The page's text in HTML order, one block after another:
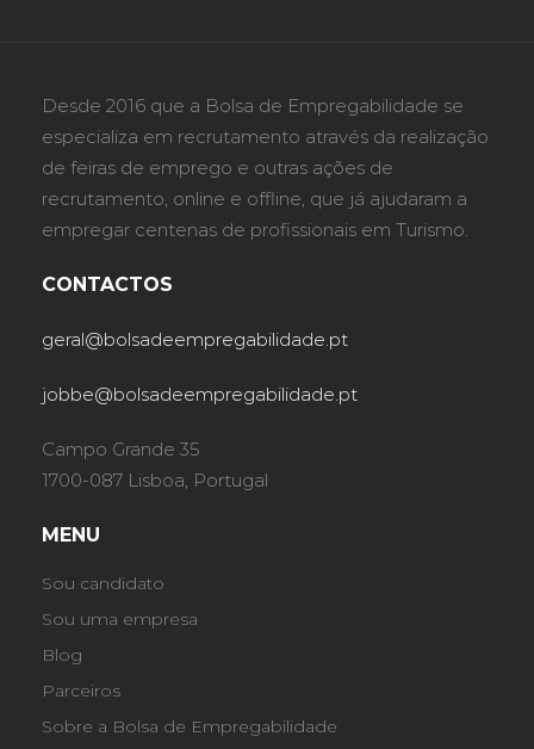
Desde 2016 que a Bolsa de Empregabilidade se
especializa em recrutamento através da realização
de feiras de emprego e outras ações de
recrutamento, online e offline, que já ajudaram a
empregar centenas de profissionais em Turismo.
CONTACTOS
geral@bolsadeempregabilidade.pt
jobbe@bolsadeempregabilidade.pt
Campo Grande 35
1700-087 Lisboa, Portugal
MENU
Sou candidato
Sou uma empresa
Blog
Parceiros
Sobre a Bolsa de Empregabilidade